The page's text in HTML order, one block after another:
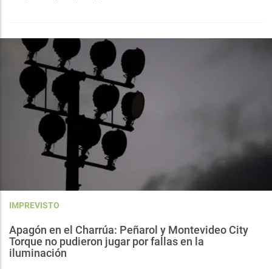
IMPREVISTO
Apagón en el Charrúa: Peñarol y Montevideo City
Torque no pudieron jugar por fallas en la
iluminación